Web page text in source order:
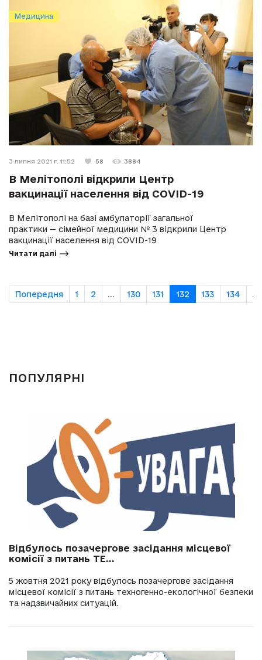
Медицина
3 липня 2021 г. 11:52 58 3884
В Мелітополі відкрили Центр
вакцинації населення від COVID-19
В Мелітополі на базі амбулаторії загальної
практики — сімейної медицини № 3 відкрили Центр
вакцинації населення від COVID-19
Читати далі
Попередня 1 2 ... 130 131 132 133 134 ...
ПОПУЛЯРНІ
Відбулось позачергове засідання місцевої
комісії з питань ТЕ...
5 жовтня 2021 року відбулось позачергове засідання
місцевої комісії з питань техногенно-екологічної безпеки
та надзвичайних ситуацій.